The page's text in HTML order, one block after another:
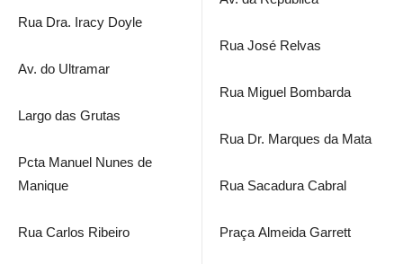
Rua Dra. Iracy Doyle
Av. do Ultramar
Largo das Grutas
Pcta Manuel Nunes de
Manique
Rua Carlos Ribeiro
Rua José Relvas
Rua Miguel Bombarda
Rua Dr. Marques da Mata
Rua Sacadura Cabral
Praça Almeida Garrett